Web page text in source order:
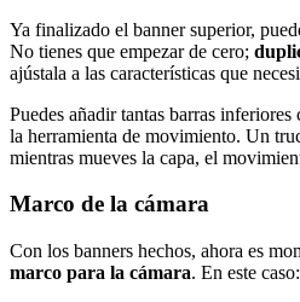
Ya finalizado el banner superior,
No tienes que empezar de cero;
ajústala a las características que
Puedes añadir tantas barras inferiores
la herramienta de movimiento. Un
mientras mueves la capa, el
Marco de la cámara
Con los banners hechos, ahora es
marco para la cámara. En este caso: